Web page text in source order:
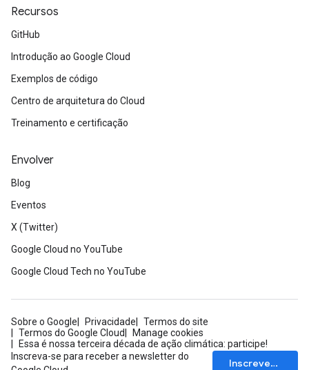
Recursos
GitHub
Introdução ao Google Cloud
Exemplos de código
Centro de arquitetura do Cloud
Treinamento e certificação
Envolver
Blog
Eventos
X (Twitter)
Google Cloud no YouTube
Google Cloud Tech no YouTube
Sobre o Google Privacidade
Termos do site
Termos do Google Cloud
Manage cookies
Essa é nossa terceira década de ação climática: participe!
Inscreva-se para receber a newsletter do
Inscrever-se